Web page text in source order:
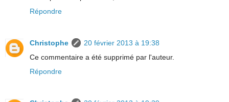
Répondre
Christophe
20 février 2013 à 19:38
Ce commentaire a été supprimé par l'auteur.
Répondre